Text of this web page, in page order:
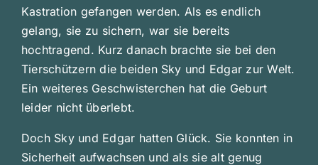
Kastration gefangen werden. Als es endlich
gelang, sie zu sichern, war sie bereits
hochtragend. Kurz danach brachte sie bei den
Tierschützern die beiden Sky und Edgar zur Welt.
Ein weiteres Geschwisterchen hat die Geburt
leider nicht überlebt.
Doch Sky und Edgar hatten Glück. Sie konnten in
Sicherheit aufwachsen und als sie alt genug